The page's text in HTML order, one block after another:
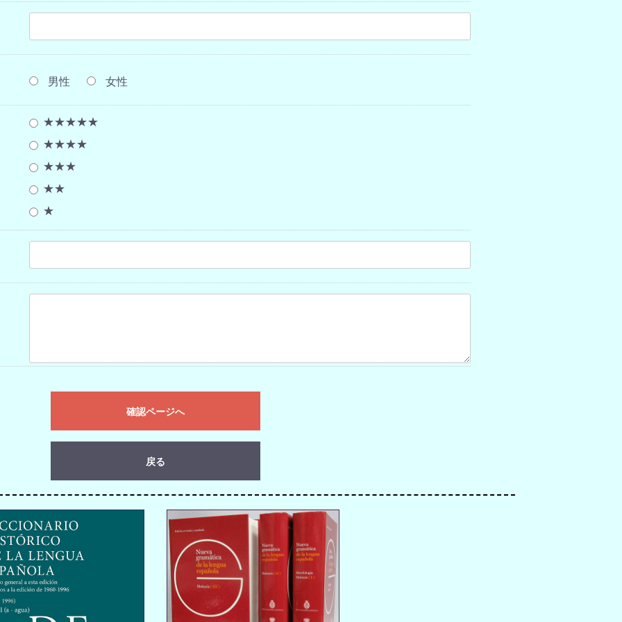
男性 女性
★★★★★
★★★★
★★★
★★
★
確認ページへ
戻る